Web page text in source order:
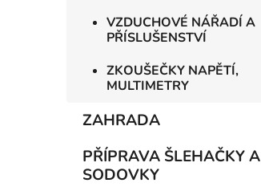
VZDUCHOVÉ NÁŘADÍ A
PŘÍSLUŠENSTVÍ
ZKOUŠEČKY NAPĚTÍ,
MULTIMETRY
ZAHRADA
PŘÍPRAVA ŠLEHAČKY A
SODOVKY